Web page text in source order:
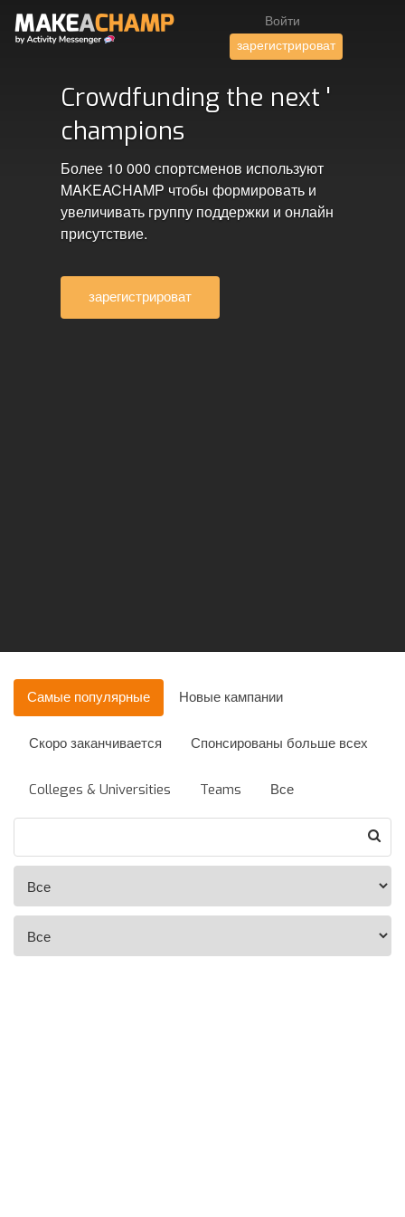
Войти
зарегистрироват
Crowdfunding the next '
champions
Более 10 000 спортсменов используют
MAKEACHAMP чтобы формировать и
увеличивать группу поддержки и онлайн
присутствие.
зарегистрироват
Самые популярные Новые кампании
Скоро заканчивается Спонсированы больше всех
Colleges & Universities Teams Все